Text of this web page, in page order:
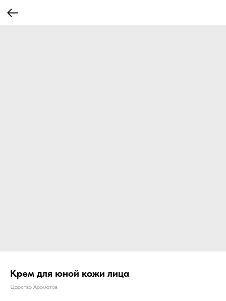
Крем для юной кожи лица
Царство Ароматов